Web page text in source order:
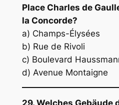
Place Charles de
la Concorde?
a) Champs-Élysées
b) Rue de Rivoli
c) Boulevard
d) Avenue Montaigne